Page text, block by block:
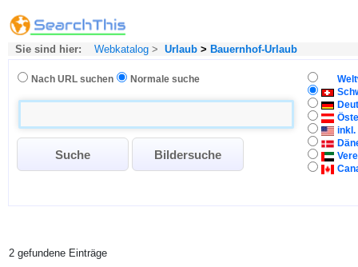
Sie sind hier: Webkatalog > Urlaub > Bauernhof-Urlaub
Nach URL suchen Normale suche
inkl.
2 gefundene Einträge